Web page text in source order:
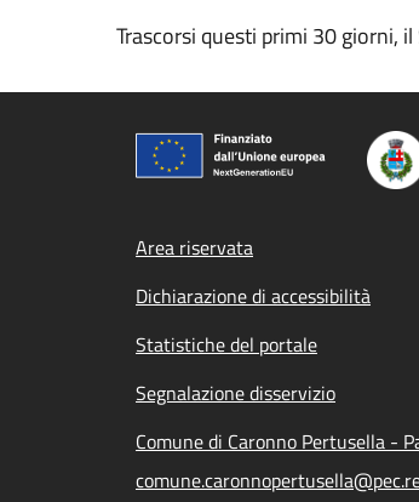
Trascorsi questi primi 30 giorni,
Footer menu
Area riservata
Dichiarazione di accessibilità
Statistiche del portale
Segnalazione disservizio
Comune di Caronno Pertusella -